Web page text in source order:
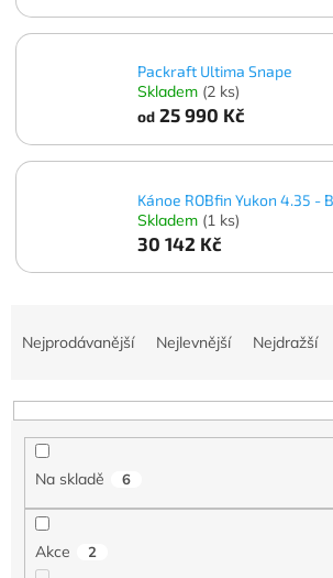
Packraft Ultima Snape
Skladem (2 ks)
od 25 990 Kč
Kánoe ROBfin Yukon 4.35 -
Skladem (1 ks)
30 142 Kč
n
Nejprodávanější Nejlevnější Nejdražší
Na skladě 6
Akce 2